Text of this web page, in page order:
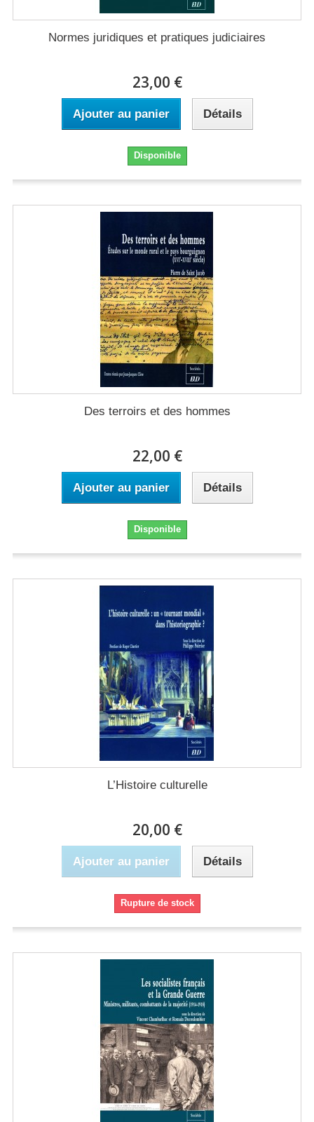
Normes juridiques et pratiques judiciaires
23,00 €
Ajouter au panier Détails
Disponible
Des terroirs et des hommes
22,00 €
Ajouter au panier Détails
Disponible
L’Histoire culturelle
20,00 €
Ajouter au panier Détails
Rupture de stock